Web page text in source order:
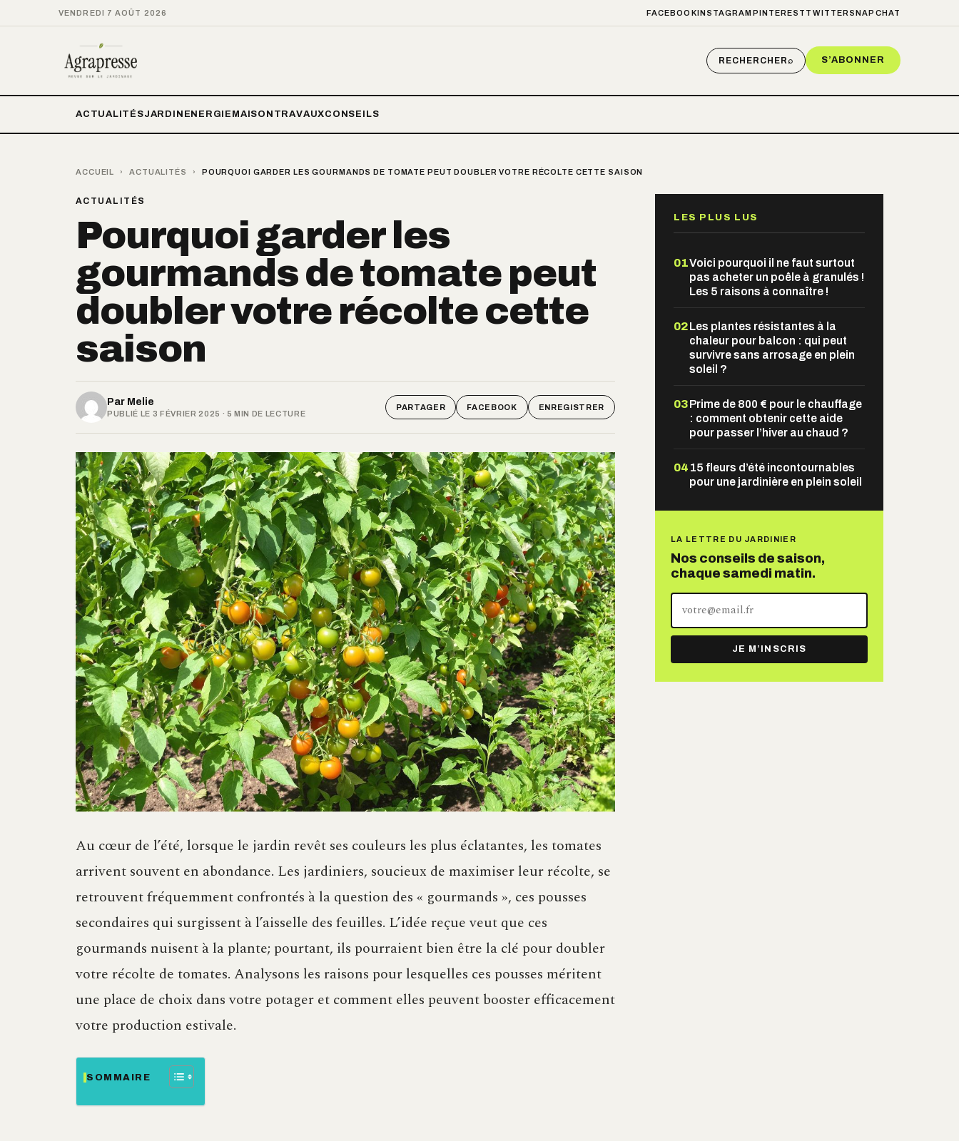
VENDREDI 7 AOÛT 2026 FACEBOOKINSTAGRAM PINTEREST TWITTER SNAPCHAT
RECHERCHER⌕ S’ABONNER
ACTUALITÉSJARDIN ENERGIE MAISON TRAVAUXCONSEILS
ACCUEIL › ACTUALITÉS › POURQUOI GARDER LES GOURMANDS DE TOMATE PEUT DOUBLER VOTRE RÉCOLTE CETTE SAISON
ACTUALITÉS
Pourquoi garder les
gourmands de tomate peut
doubler votre récolte cette
saison
Par Melie
PUBLIÉ LE 3 FÉVRIER 2025 · 5 MIN DE LECTURE
PARTAGER FACEBOOK ENREGISTRER
Au cœur de l’été, lorsque le jardin revêt ses couleurs les plus éclatantes, les tomates
arrivent souvent en abondance. Les jardiniers, soucieux de maximiser leur récolte, se
retrouvent fréquemment confrontés à la question des « gourmands », ces pousses
secondaires qui surgissent à l’aisselle des feuilles. L’idée reçue veut que ces
gourmands nuisent à la plante; pourtant, ils pourraient bien être la clé pour doubler
votre récolte de tomates. Analysons les raisons pour lesquelles ces pousses méritent
une place de choix dans votre potager et comment elles peuvent booster efficacement
votre production estivale.
SOMMAIRE
LES PLUS LUS
01Voici pourquoi il ne faut surtout
pas acheter un poêle à granulés !
Les 5 raisons à connaître !
02Les plantes résistantes à la
chaleur pour balcon : qui peut
survivre sans arrosage en plein
soleil ?
03Prime de 800 € pour le chauffage
: comment obtenir cette aide
pour passer l’hiver au chaud ?
04 15 fleurs d’été incontournables
pour une jardinière en plein soleil
LA LETTRE DU JARDINIER
Nos conseils de saison,
chaque samedi matin.
adresse
mail
JE M’INSCRIS